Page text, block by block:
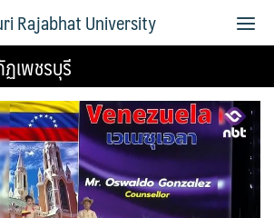
Rajabhat University
เพชรบุรี